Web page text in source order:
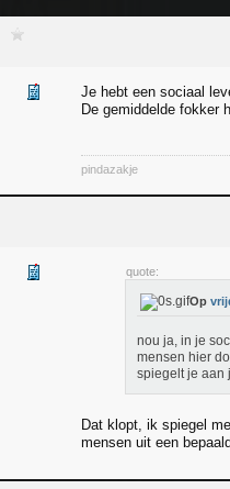
Je hebt een sociaal
De gemiddelde fokker
pindazakje
quote:
Op
nou ja, in je
mensen hier
spiegelt je aan
Dat klopt, ik spiegel
mensen uit een